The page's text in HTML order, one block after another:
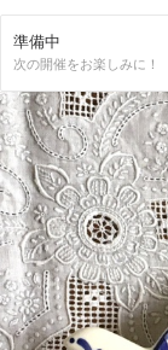
準備中
次の開催をお楽しみに！